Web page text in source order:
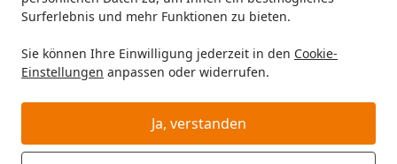
Surferlebnis und mehr Funktionen zu bieten.
Sie können Ihre Einwilligung jederzeit in den Cookie-
Einstellungen anpassen oder widerrufen.
Ja, verstanden
Kelam' Topf